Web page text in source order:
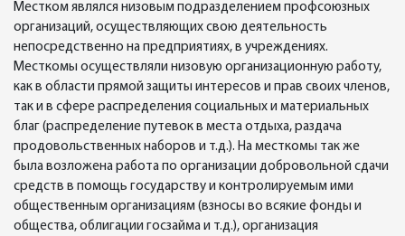
Местком являлся низовым подразделением профсоюзных
организаций, осуществляющих свою деятельность
непосредственно на предприятиях, в учреждениях.
Месткомы осуществляли низовую организационную работу,
как в области прямой защиты интересов и прав своих членов,
так и в сфере распределения социальных и материальных
благ (распределение путевок в места отдыха, раздача
продовольственных наборов и т.д.). На месткомы так же
была возложена работа по организации добровольной сдачи
средств в помощь государству и контролируемым ими
общественным организациям (взносы во всякие фонды и
общества, облигации госзайма и т.д.), организация